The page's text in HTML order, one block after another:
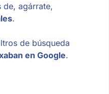
de, agárrate,
.
de búsqueda
en Google.